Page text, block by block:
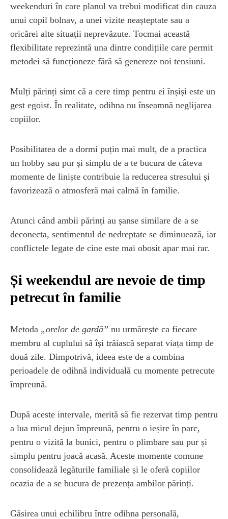
weekenduri în care planul va trebui modificat din cauza
unui copil bolnav, a unei vizite neașteptate sau a
oricărei alte situații neprevăzute. Tocmai această
flexibilitate reprezintă una dintre condițiile care permit
metodei să funcționeze fără să genereze noi tensiuni.
Mulți părinți simt că a cere timp pentru ei înșiși este un
gest egoist. În realitate, odihna nu înseamnă neglijarea
copiilor.
Posibilitatea de a dormi puțin mai mult, de a practica
un hobby sau pur și simplu de a te bucura de câteva
momente de liniște contribuie la reducerea stresului și
favorizează o atmosferă mai calmă în familie.
Atunci când ambii părinți au șanse similare de a se
deconecta, sentimentul de nedreptate se diminuează, iar
conflictele legate de cine este mai obosit apar mai rar.
Și weekendul are nevoie de timp
petrecut în familie
Metoda „orelor de gardă” nu urmărește ca fiecare
membru al cuplului să își trăiască separat viața timp de
două zile. Dimpotrivă, ideea este de a combina
perioadele de odihnă individuală cu momente petrecute
împreună.
După aceste intervale, merită să fie rezervat timp pentru
a lua micul dejun împreună, pentru o ieșire în parc,
pentru o vizită la bunici, pentru o plimbare sau pur și
simplu pentru joacă acasă. Aceste momente comune
consolidează legăturile familiale și le oferă copiilor
ocazia de a se bucura de prezența ambilor părinți.
Găsirea unui echilibru între odihna personală,